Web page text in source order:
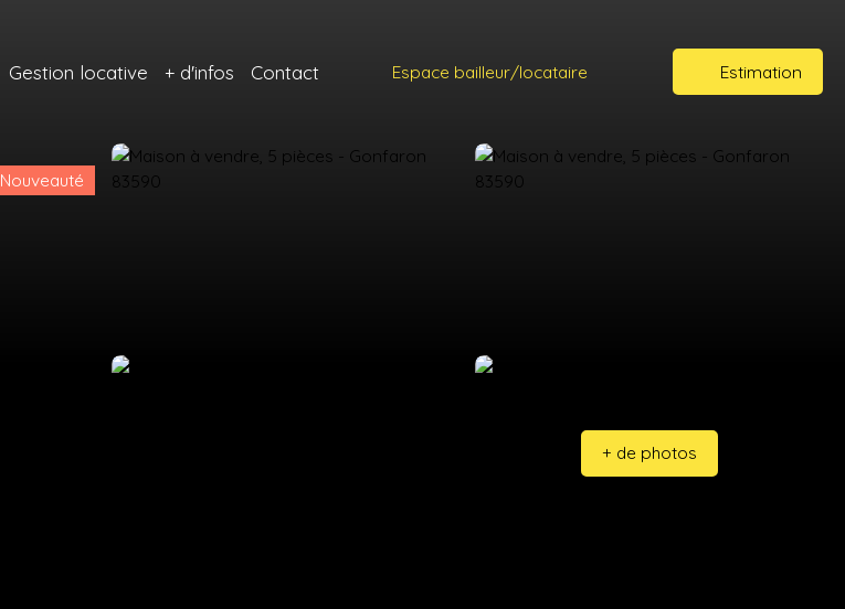
Gestion locative + d'infos Contact Espace bailleur/locataire Estimation
Nouveauté
+ de photos